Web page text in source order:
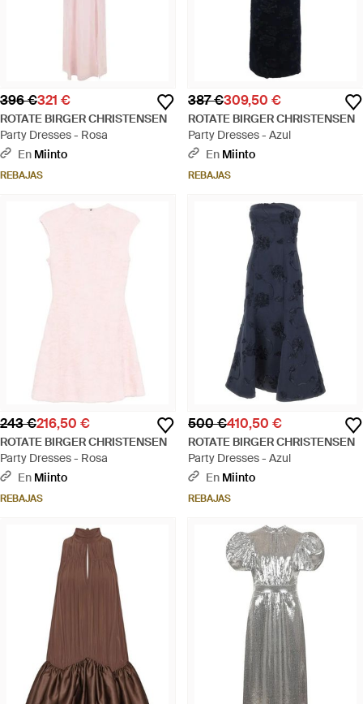
396 €321 €
ROTATE BIRGER CHRISTENSEN
Party Dresses - Rosa
En Miinto
REBAJAS
387 €309,50 €
ROTATE BIRGER CHRISTENSEN
Party Dresses - Azul
En Miinto
REBAJAS
243 €216,50 €
ROTATE BIRGER CHRISTENSEN
Party Dresses - Rosa
En Miinto
REBAJAS
500 €410,50 €
ROTATE BIRGER CHRISTENSEN
Party Dresses - Azul
En Miinto
REBAJAS